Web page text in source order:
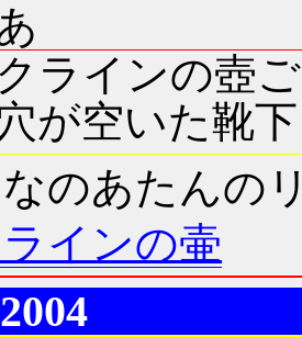
クラインの壺
が空いた靴
のあたんの
インの壷